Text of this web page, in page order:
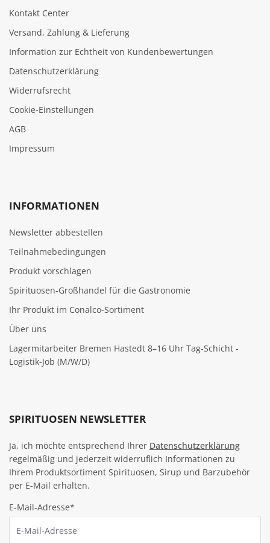
Kontakt Center
Versand, Zahlung & Lieferung
Information zur Echtheit von Kundenbewertungen
Datenschutzerklärung
Widerrufsrecht
Cookie‑Einstellungen
AGB
Impressum
INFORMATIONEN
Newsletter abbestellen
Teilnahmebedingungen
Produkt vorschlagen
Spirituosen-Großhandel für die Gastronomie
Ihr Produkt im Conalco-Sortiment
Über uns
Lagermitarbeiter Bremen Hastedt 8–16 Uhr Tag-Schicht -
Logistik-Job (M/W/D)
SPIRITUOSEN NEWSLETTER
Ja, ich möchte entsprechend Ihrer Datenschutzerklärung
regelmäßig und jederzeit widerruflich Informationen zu
Ihrem Produktsortiment Spirituosen, Sirup und Barzubehör
per E-Mail erhalten.
E-Mail-Adresse*